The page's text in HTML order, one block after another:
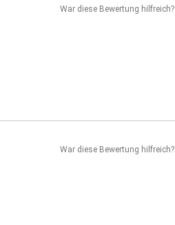
War diese Bewertung hilfreich?
War diese Bewertung hilfreich?